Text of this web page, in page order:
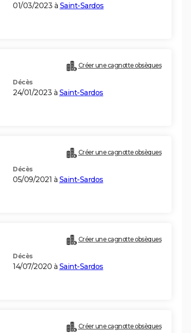
01/03/2023 à Saint-Sardos
Créer une cagnotte obsèques
Décès
24/01/2023 à Saint-Sardos
Créer une cagnotte obsèques
Décès
05/09/2021 à Saint-Sardos
Créer une cagnotte obsèques
Décès
14/07/2020 à Saint-Sardos
Créer une cagnotte obsèques